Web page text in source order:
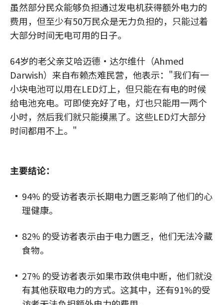
虽然部分民众能够负担通过发电机获得额外电力的
费用，但至少有50万民众是无力负担的，只能过着
大部分时间无电可用的日子。
64岁的老父亲艾哈迈德·达尔维什（Ahmed
Darwish）来自布赖杰难民营，他表示："我们有一
小块电池可以用在LED灯上，但只能在有电的时候
给电池充电。可即使充好了电，灯也只能用一两个
小时，然后我们就只能摸黑了。这些LED灯大部分
时间都用不上。"
主要结论：
94% 的受访者表示长期电力匮乏影响了他们的心
理健康。
82% 的受访者表示由于电力匮乏，他们无法冷藏
食物。
27% 的受访者表示如果市政供电中断，他们就没
有其他获取电力的方式。这其中，还有91%的受